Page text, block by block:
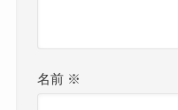
名前 ※